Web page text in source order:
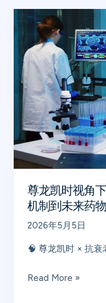
疗
时
代
尊龙凯时视角
机制到未来药
2026年5月5日
🧠 尊龙凯时 × 抗衰
尊
凯
时
视
角
下
的
抗
衰
学
研
究：
从
子
Read More »